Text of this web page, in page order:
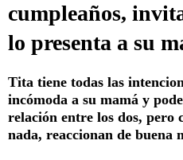
cumpleaños,
lo presenta a su
Tita tiene todas las
incómoda a su mamá y
relación entre los dos, pero
nada, reaccionan de buena